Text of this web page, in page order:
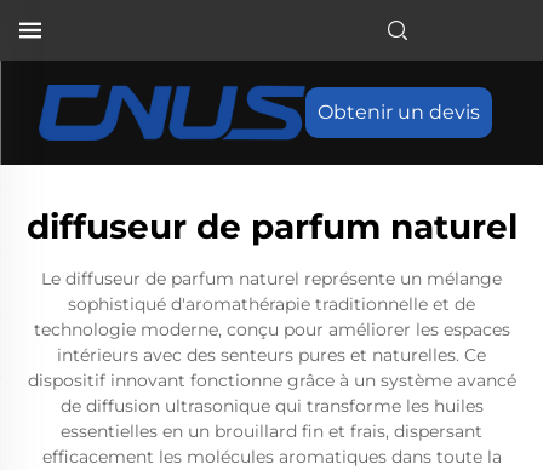
Obtenir un devis
diffuseur de parfum naturel
Le diffuseur de parfum naturel représente un mélange
sophistiqué d'aromathérapie traditionnelle et de
technologie moderne, conçu pour améliorer les espaces
intérieurs avec des senteurs pures et naturelles. Ce
dispositif innovant fonctionne grâce à un système avancé
de diffusion ultrasonique qui transforme les huiles
essentielles en un brouillard fin et frais, dispersant
efficacement les molécules aromatiques dans toute la